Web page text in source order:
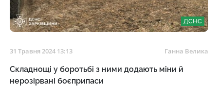
ДСНС
31 Травня 2024 13:13 Ганна Велика
Складнощі у боротьбі з ними додають міни й
нерозірвані боєприпаси